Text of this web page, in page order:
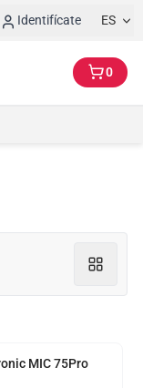
Identifícate ES
0